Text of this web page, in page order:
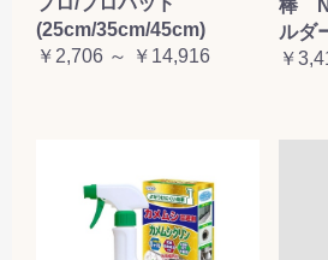
(25cm/35cm/45cm)
￥2,706 ～ ￥14,916
棒
ルダ
￥